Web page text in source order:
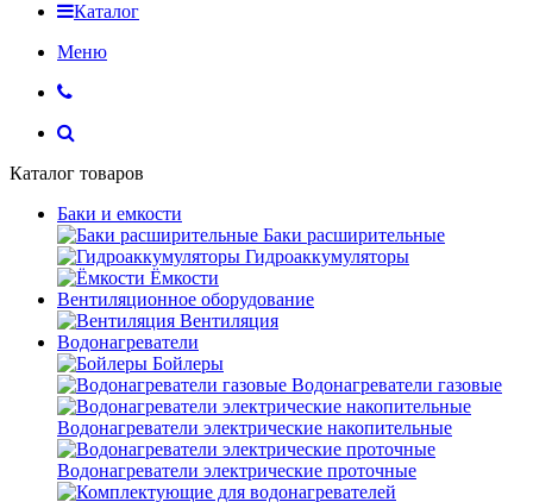
Каталог
Меню
Каталог товаров
Баки и емкости
Баки расширительные
Гидроаккумуляторы
Ёмкости
Вентиляционное оборудование
Вентиляция
Водонагреватели
Бойлеры
Водонагреватели газовые
Водонагреватели электрические накопительные
Водонагреватели электрические проточные